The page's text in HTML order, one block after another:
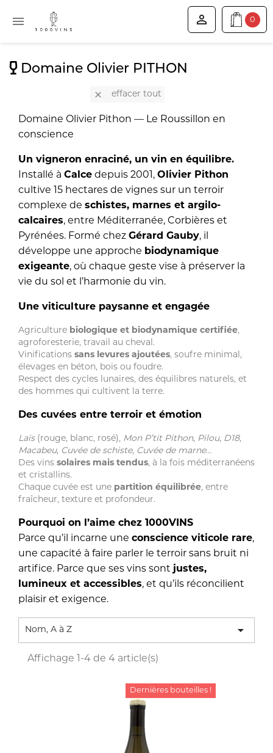
 0

Domaine Olivier PITHON
 effacer tout
Domaine Olivier Pithon — Le Roussillon en
conscience
Un vigneron enraciné, un vin en équilibre.
Installé à Calce depuis 2001, Olivier Pithon
cultive 15 hectares de vignes sur un terroir
complexe de schistes, marnes et argilo-
calcaires, entre Méditerranée, Corbières et
Pyrénées. Formé chez Gérard Gauby, il
développe une approche biodynamique
exigeante, où chaque geste vise à préserver la
vie du sol et l’harmonie du vin.
Une viticulture paysanne et engagée
Agriculture biologique et biodynamique certifiée,
agroforesterie, travail au cheval.
Vinifications sans levures ajoutées, soufre minimal,
élevages en béton, bois ou foudre.
Respect des cycles lunaires, des équilibres naturels, et
des hommes qui cultivent la terre.
Des cuvées entre terroir et émotion
Laïs(rouge, blanc, rosé), Mon P’tit Pithon, Pilou, D18,
Macabeu, Cuvée de schiste, Cuvée de marne…
Des vins solaires mais tendus, à la fois méditerranéens
et cristallins.
Chaque cuvée est une partition équilibrée, entre
fraîcheur, texture et profondeur.
Pourquoi on l’aime chez 1000VINS
Parce qu’il incarne une conscience viticole rare,
une capacité à faire parler le terroir sans bruit ni
artifice. Parce que ses vins sontjustes,
lumineux et accessibles, et qu’ils réconcilient
plaisir et exigence.
Nom, A à Z 
Affichage 1-4 de 4 article(s)
Dernières bouteilles !